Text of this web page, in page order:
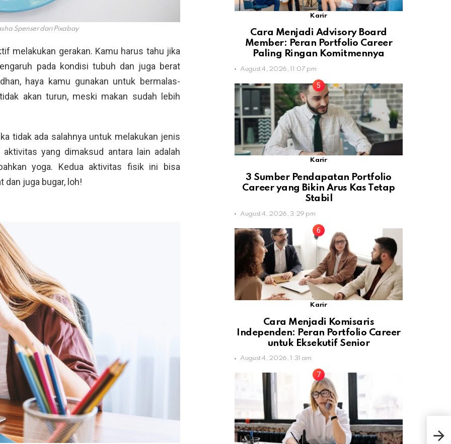
Spenser dari Pixabay
melakukan gerakan. Kamu harus tahu jika
pada kondisi tubuh dan juga berat
haya kamu gunakan untuk bermalas-
akan turun, meski makan sudah lebih
tidak ada salahnya untuk melakukan jenis
yang dimaksud antara lain adalah
yoga. Kedua aktivitas fisik ini bisa
juga bugar, loh!
Karir
Cara Menjadi Advisory Board
Member: Peran Portfolio Career
Paling Ringan Komitmennya
August 4, 2026, 11:07 pm
Karir
3 Sumber Pendapatan Portfolio
Career yang Bikin Arus Kas Tetap
Stabil
August 4, 2026, 3:29 pm
Karir
Cara Menjadi Komisaris
Independen: Peran Portfolio Career
untuk Eksekutif Senior
August 4, 2026, 1:31 am